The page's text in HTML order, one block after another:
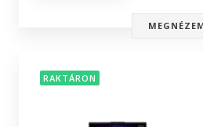
RAKTÁRON